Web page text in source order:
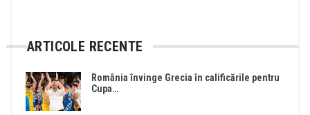
ARTICOLE RECENTE
România învinge Grecia în calificările pentru
Cupa…